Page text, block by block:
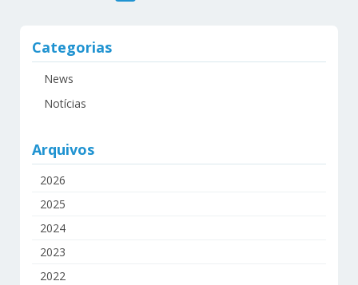
Categorias
News
Notícias
Arquivos
2026
2025
2024
2023
2022